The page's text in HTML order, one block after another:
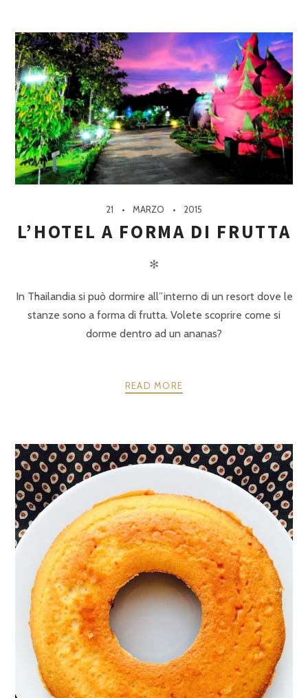
21 MARZO 2015
L’HOTEL A FORMA DI FRUTTA
✻
In Thailandia si può dormire all”interno di un resort dove le
stanze sono a forma di frutta. Volete scoprire come si
dorme dentro ad un ananas?
READ MORE